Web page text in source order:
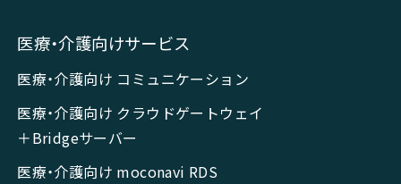
医療・介護向けサービス
医療・介護向け コミュニケーション
医療・介護向け クラウドゲートウェイ
＋Bridgeサーバー
医療・介護向け moconavi RDS